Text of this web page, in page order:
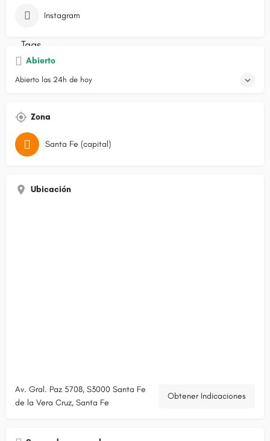
Instagram
Abierto
Abierto las 24h de hoy
Zona
Santa Fe (capital)
Ubicación
Av. Gral. Paz 5708, S3000 Santa Fe
de la Vera Cruz, Santa Fe
Obtener Indicaciones